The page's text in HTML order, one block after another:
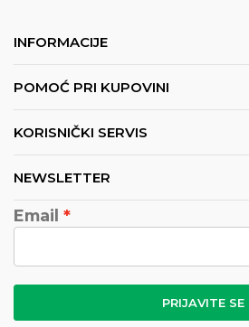
INFORMACIJE
POMOĆ PRI KUPOVINI
KORISNIČKI SERVIS
NEWSLETTER
Email
PRIJAVITE SE